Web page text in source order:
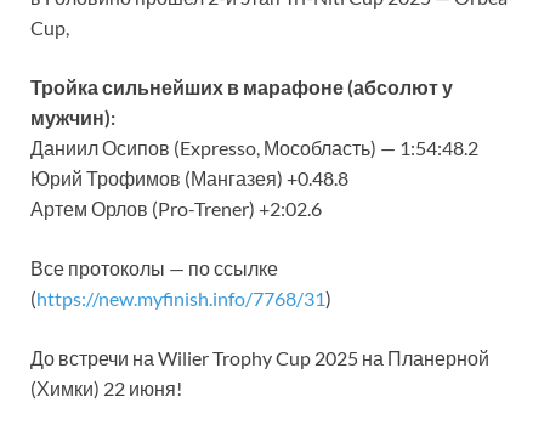
Cup,
Тройка сильнейших в марафоне (абсолют у
мужчин):
Даниил Осипов (Expresso, Мособласть) — 1:54:48.2
Юрий Трофимов (Мангазея) +0.48.8
Артем Орлов (Pro-Trener) +2:02.6
Все протоколы — по ссылке
(https://new.myfinish.info/7768/31)
До встречи на Wilier Trophy Cup 2025 на Планерной
(Химки) 22 июня!